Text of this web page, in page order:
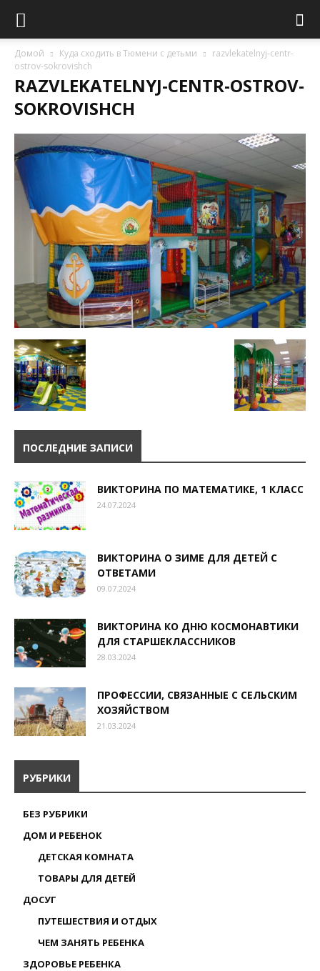
Домой Куда сходить в Тюмени с детьми
razvlekatelnyj-centr-
ostrov-sokrovishch
RAZVLEKATELNYJ-CENTR-OSTROV-
SOKROVISHCH
ПОСЛЕДНИЕ ЗАПИСИ
ВИКТОРИНА ПО МАТЕМАТИКЕ, 1 КЛАСС
24.07.2024
ВИКТОРИНА О ЗИМЕ ДЛЯ ДЕТЕЙ С
ОТВЕТАМИ
09.07.2024
ВИКТОРИНА КО ДНЮ КОСМОНАВТИКИ
ДЛЯ СТАРШЕКЛАССНИКОВ
28.03.2024
ПРОФЕССИИ, СВЯЗАННЫЕ С СЕЛЬСКИМ
ХОЗЯЙСТВОМ
21.03.2024
РУБРИКИ
БЕЗ РУБРИКИ
ДОМ И РЕБЕНОК
ДЕТСКАЯ КОМНАТА
ТОВАРЫ ДЛЯ ДЕТЕЙ
ДОСУГ
ПУТЕШЕСТВИЯ И ОТДЫХ
ЧЕМ ЗАНЯТЬ РЕБЕНКА
ЗДОРОВЬЕ РЕБЕНКА